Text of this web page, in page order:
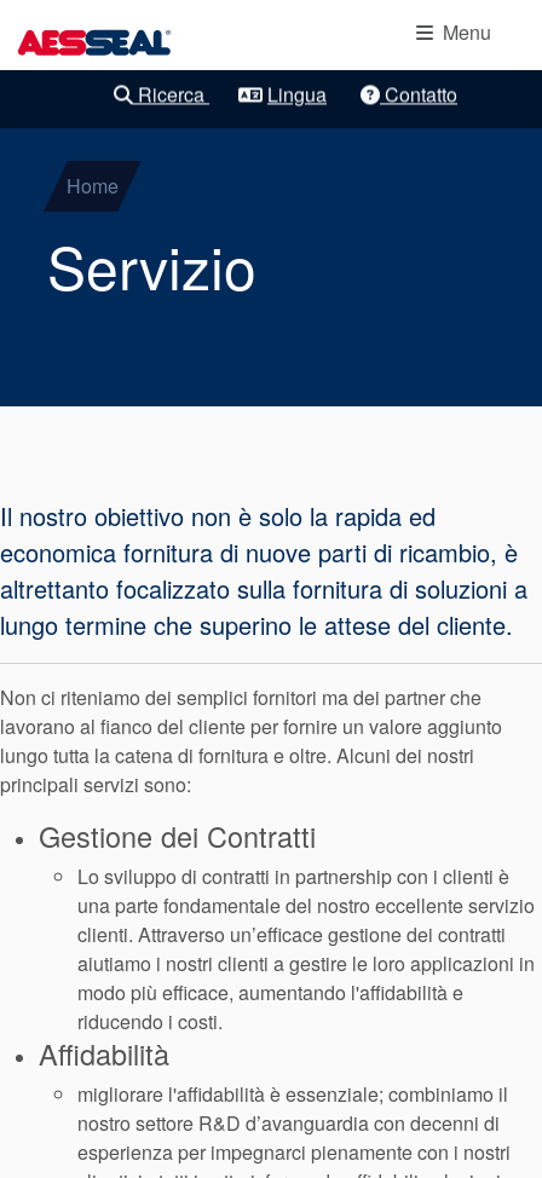
Menu
Protezione
cuscinetti
Tenute
cartuccia
Tenute a
Baderna
Sistema di
supporto per
guarnizioni
Ricerca Lingua Contatto
Home
Servizio
Il nostro obiettivo non è solo la rapida ed
economica fornitura di nuove parti di ricambio, è
altrettanto focalizzato sulla fornitura di soluzioni a
lungo termine che superino le attese del cliente.
Non ci riteniamo dei semplici fornitori ma dei partner che
lavorano al fianco del cliente per fornire un valore aggiunto
lungo tutta la catena di fornitura e oltre. Alcuni dei nostri
principali servizi sono:
Gestione dei Contratti
Lo sviluppo di contratti in partnership con i clienti è
una parte fondamentale del nostro eccellente servizio
clienti. Attraverso un’efficace gestione dei contratti
aiutiamo i nostri clienti a gestire le loro applicazioni in
modo più efficace, aumentando l'affidabilità e
riducendo i costi.
Affidabilità
migliorare l'affidabilità è essenziale; combiniamo il
nostro settore R&D d’avanguardia con decenni di
esperienza per impegnarci pienamente con i nostri
Rifiniture chiare